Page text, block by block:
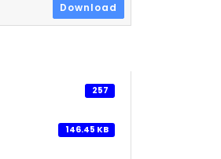
Download
257
146.45 KB